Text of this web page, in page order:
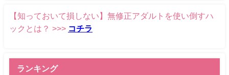
【知っておいて損しない】無修正アダルトを使い倒すハ
ックとは？ >>> コチラ
ランキング